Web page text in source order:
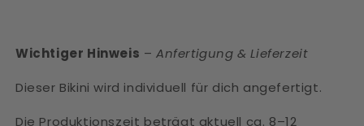
Wichtiger Hinweis –Anfertigung & Lieferzeit
Dieser Bikini wird individuell für dich angefertigt.
Die Produktionszeit beträgt aktuell ca. 8–12